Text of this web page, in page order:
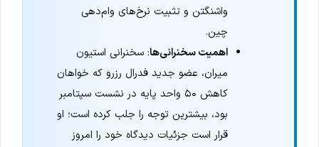
واشنگتن و تثبیت نرخ‌های وام‌دهی
چین.
اهمیت سخنرانی‌ها: سخنرانی استیون
میران، عضو جدید فدرال رزرو که خواهان
کاهش ۵۰ واحد پایه در نشست سپتامبر
بود، بیشترین توجه را جلب کرده است؛ او
قرار است جزئیات دیدگاه خود را امروز